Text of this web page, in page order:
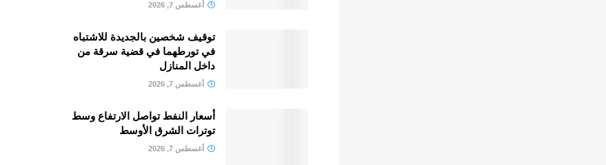
أغسطس 7, 2026
توقيف شخصين بالجديدة للاشتباه
في تورطهما في قضية سرقة من
داخل المنازل
أغسطس 7, 2026
أسعار النفط تواصل الارتفاع وسط
توترات الشرق الأوسط
أغسطس 7, 2026